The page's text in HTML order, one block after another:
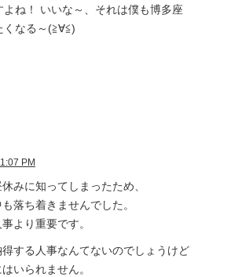
よね！ いいな～、それは僕も博多座
くなる～(≧∀≦)
PM
みに知ってしまったため、
落ち着きませんでした。
より重要です。
する人事なんてないのでしょうけど
いられません。